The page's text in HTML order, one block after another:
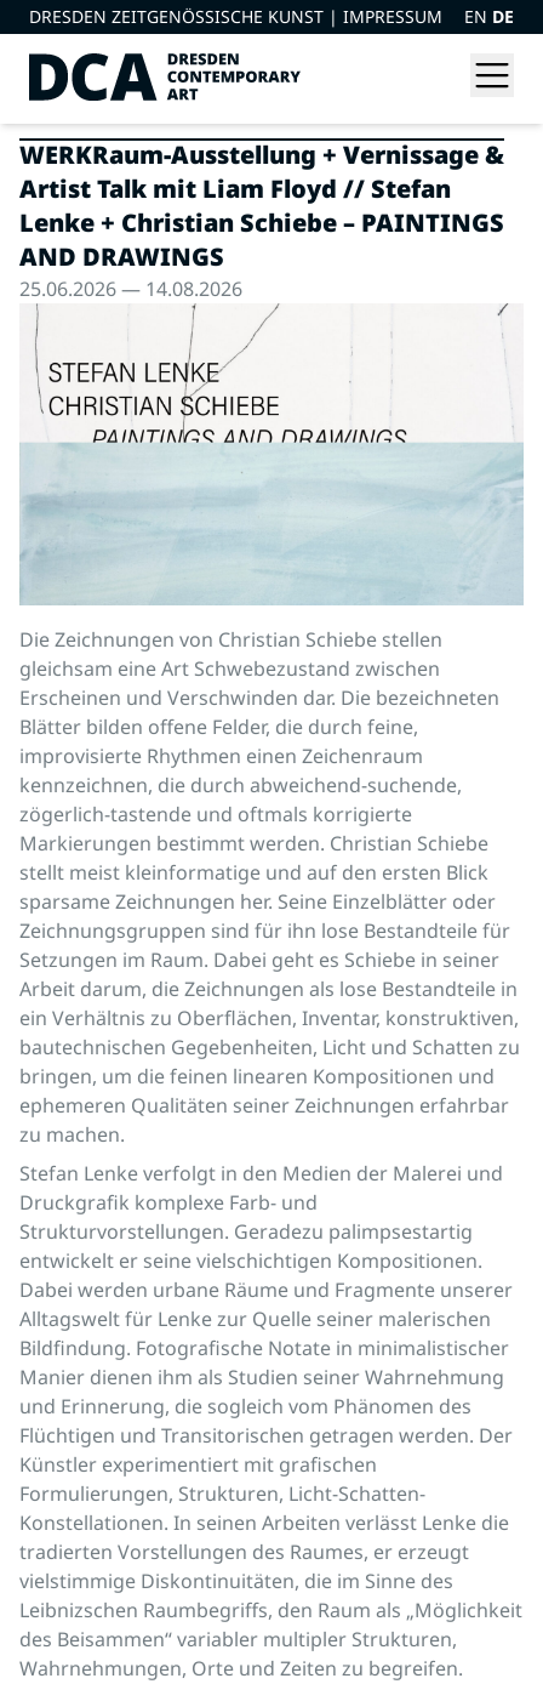
DRESDEN ZEITGENÖSSISCHE KUNST | IMPRESSUM EN DE
WERKRaum-Ausstellung + Vernissage &
Artist Talk mit Liam Floyd // Stefan
Lenke + Christian Schiebe – PAINTINGS
AND DRAWINGS
25.06.2026 — 14.08.2026
Die Zeichnungen von Christian Schiebe stellen
gleichsam eine Art Schwebezustand zwischen
Erscheinen und Verschwinden dar. Die bezeichneten
Blätter bilden offene Felder, die durch feine,
improvisierte Rhythmen einen Zeichenraum
kennzeichnen, die durch abweichend-suchende,
zögerlich-tastende und oftmals korrigierte
Markierungen bestimmt werden. Christian Schiebe
stellt meist kleinformatige und auf den ersten Blick
sparsame Zeichnungen her. Seine Einzelblätter oder
Zeichnungsgruppen sind für ihn lose Bestandteile für
Setzungen im Raum. Dabei geht es Schiebe in seiner
Arbeit darum, die Zeichnungen als lose Bestandteile in
ein Verhältnis zu Oberflächen, Inventar, konstruktiven,
bautechnischen Gegebenheiten, Licht und Schatten zu
bringen, um die feinen linearen Kompositionen und
ephemeren Qualitäten seiner Zeichnungen erfahrbar
zu machen.
Stefan Lenke verfolgt in den Medien der Malerei und
Druckgrafik komplexe Farb- und
Strukturvorstellungen. Geradezu palimpsestartig
entwickelt er seine vielschichtigen Kompositionen.
Dabei werden urbane Räume und Fragmente unserer
Alltagswelt für Lenke zur Quelle seiner malerischen
Bildfindung. Fotografische Notate in minimalistischer
Manier dienen ihm als Studien seiner Wahrnehmung
und Erinnerung, die sogleich vom Phänomen des
Flüchtigen und Transitorischen getragen werden. Der
Künstler experimentiert mit grafischen
Formulierungen, Strukturen, Licht-Schatten-
Konstellationen. In seinen Arbeiten verlässt Lenke die
tradierten Vorstellungen des Raumes, er erzeugt
vielstimmige Diskontinuitäten, die im Sinne des
Leibnizschen Raumbegriffs, den Raum als „Möglichkeit
des Beisammen“ variabler multipler Strukturen,
Wahrnehmungen, Orte und Zeiten zu begreifen.